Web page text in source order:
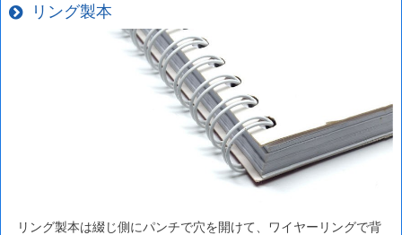
リング製本
リング製本は綴じ側にパンチで穴を開けて、ワイヤーリングで背